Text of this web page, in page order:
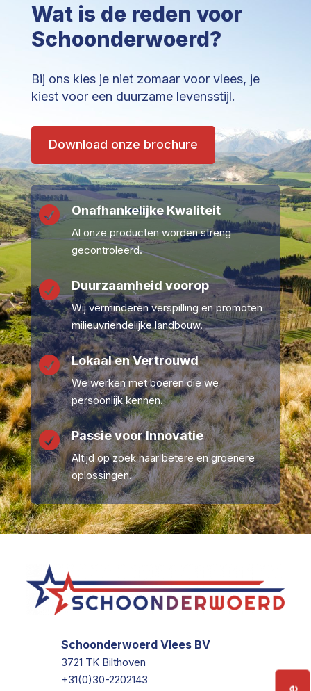
Wat is de reden voor
Schoonderwoerd?
Bij ons kies je niet zomaar voor vlees, je
kiest voor een duurzame levensstijl.
Download onze brochure
 Onafhankelijke Kwaliteit
Al onze producten worden streng
gecontroleerd.
 Duurzaamheid voorop
Wij verminderen verspilling en promoten
milieuvriendelijke landbouw.
 Lokaal en Vertrouwd
We werken met boeren die we
persoonlijk kennen.
 Passie voor Innovatie
Altijd op zoek naar betere en groenere
oplossingen.
Schoonderwoerd Vlees BV
3721 TK Bilthoven
+31(0)30-2202143